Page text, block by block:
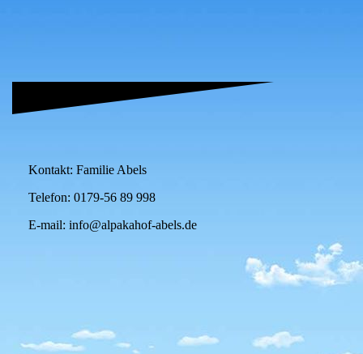
Kontakt: Familie Abels
Telefon: 0179-56 89 998
E-mail: info@alpakahof-abels.de